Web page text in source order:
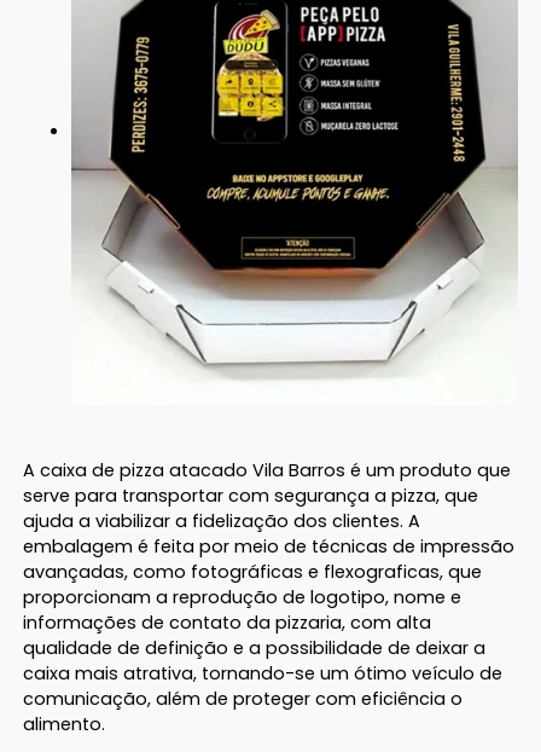
A caixa de pizza atacado Vila Barros é um produto que
serve para transportar com segurança a pizza, que
ajuda a viabilizar a fidelização dos clientes. A
embalagem é feita por meio de técnicas de impressão
avançadas, como fotográficas e flexograficas, que
proporcionam a reprodução de logotipo, nome e
informações de contato da pizzaria, com alta
qualidade de definição e a possibilidade de deixar a
caixa mais atrativa, tornando-se um ótimo veículo de
comunicação, além de proteger com eficiência o
alimento.